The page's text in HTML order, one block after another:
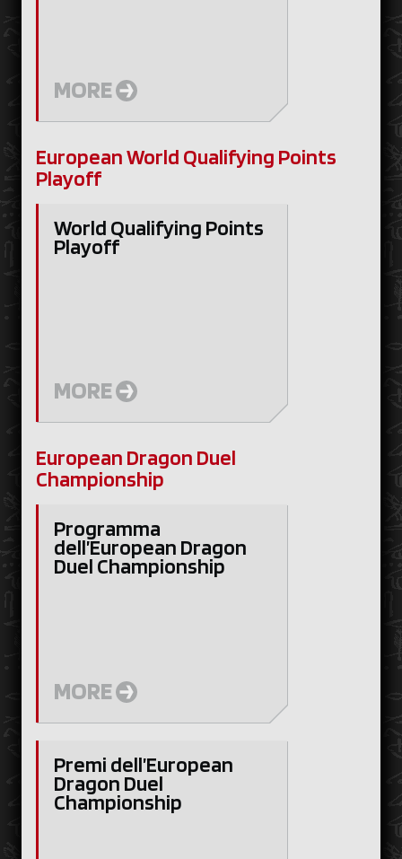
MORE
European World Qualifying Points
Playoff
World Qualifying Points
Playoff
MORE
European Dragon Duel
Championship
Programma
dell’European Dragon
Duel Championship
MORE
Premi dell’European
Dragon Duel
Championship